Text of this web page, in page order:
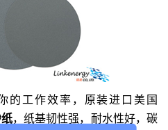
的工作效率，原装进口美国
，纸基韧性强，耐水性好，碳